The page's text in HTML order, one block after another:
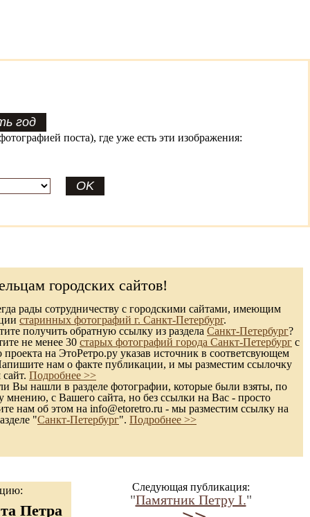
поста), где уже есть эти изображения:
городских сайтов!
рады сотрудничеству с городскими сайтами, имеющим
старинных фотографий г. Санкт-Петербург.
получить обратную ссылку из раздела Санкт-Петербург?
не менее 30 старых фотографий города Санкт-Петербург с
на ЭтоРетро.ру указав источник в соответсвующем
нам о факте публикации, и мы разместим ссылочку
Подробнее >>
Вы нашли в разделе фотографии, которые были взяты, по
мнению, с Вашего сайта, но без ссылки на Вас - просто
нам об этом на info@etoretro.ru - мы разместим ссылку на
"Санкт-Петербург". Подробнее >>
Петра
Следующая публикация:
"Памятник Петру I."